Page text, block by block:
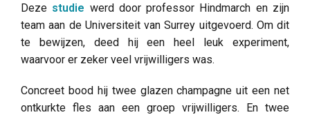
Deze studie werd door professor Hindmarch en zijn
team aan de Universiteit van Surrey uitgevoerd. Om dit
te bewijzen, deed hij een heel leuk experiment,
waarvoor er zeker veel vrijwilligers was.
Concreet bood hij twee glazen champagne uit een net
ontkurkte fles aan een groep vrijwilligers. En twee